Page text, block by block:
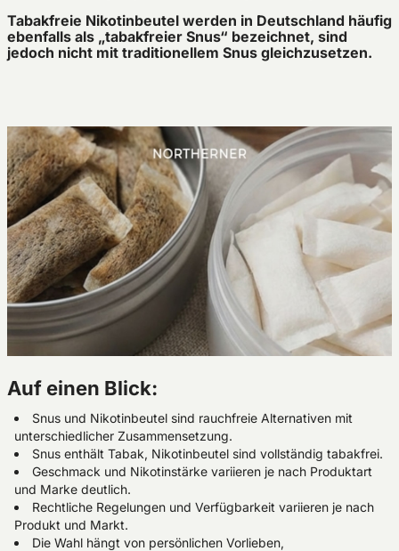
Tabakfreie Nikotinbeutel werden in Deutschland häufig
ebenfalls als „tabakfreier Snus“ bezeichnet, sind
jedoch nicht mit traditionellem Snus gleichzusetzen.
Auf einen Blick:
Snus und Nikotinbeutel sind rauchfreie Alternativen mit
unterschiedlicher Zusammensetzung.
Snus enthält Tabak, Nikotinbeutel sind vollständig tabakfrei.
Geschmack und Nikotinstärke variieren je nach Produktart
und Marke deutlich.
Rechtliche Regelungen und Verfügbarkeit variieren je nach
Produkt und Markt.
Die Wahl hängt von persönlichen Vorlieben,